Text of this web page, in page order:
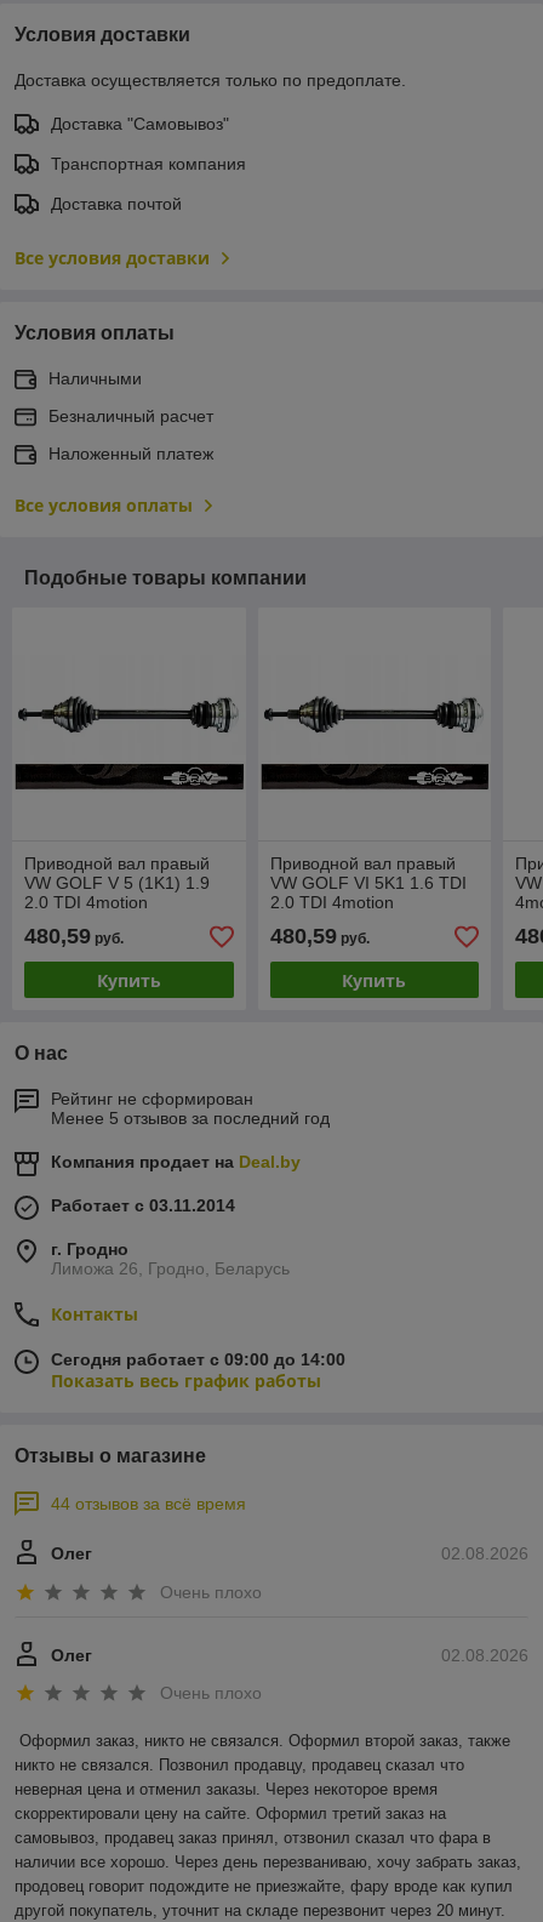
Условия доставки
Доставка осуществляется только по предоплате.
Доставка "Самовывоз"
Транспортная компания
Доставка почтой
Все условия доставки
Условия оплаты
Наличными
Безналичный расчет
Наложенный платеж
Все условия оплаты
Подобные товары компании
Приводной вал правый
VW GOLF V 5 (1K1) 1.9
2.0 TDI 4motion
480,59 руб.
Купить
Приводной вал правый
VW GOLF VI 5K1 1.6 TDI
2.0 TDI 4motion
480,59руб.
Купить
О нас
Рейтинг не сформирован
Менее 5 отзывов за последний год
Компания продает на Deal.by
Работает с 03.11.2014
г. Гродно
Лиможа 26, Гродно, Беларусь
Контакты
Сегодня работает с 09:00 до 14:00
Показать весь график работы
Отзывы о магазине
44 отзывов за всё время
02.08.2026
Олег
Очень плохо
02.08.2026
Олег
Очень плохо
Оформил заказ, никто не связался. Оформил второй заказ, также
никто не связался. Позвонил продавцу, продавец сказал что
неверная цена и отменил заказы. Через некоторое время
скорректировали цену на сайте. Оформил третий заказ на
самовывоз, продавец заказ принял, отзвонил сказал что фара в
наличии все хорошо. Через день перезваниваю, хочу забрать заказ,
продовец говорит подождите не приезжайте, фару вроде как купил
другой покупатель, уточнит на складе перезвонит через 20 минут.